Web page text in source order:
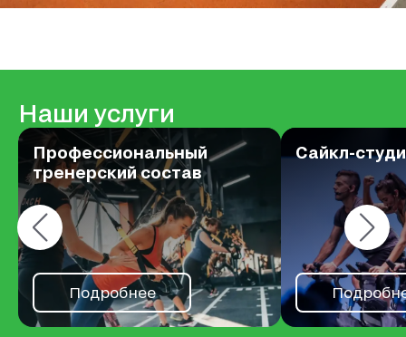
Наши услуги
Профессиональный
тренерский состав
Подробнее
Сайкл-